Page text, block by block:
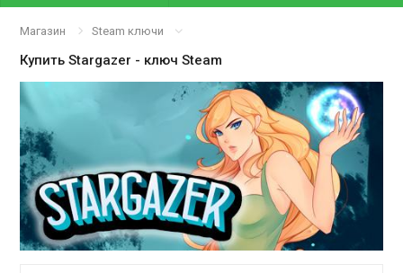
Магазин Steam ключи
КупитьStargazer - ключ Steam